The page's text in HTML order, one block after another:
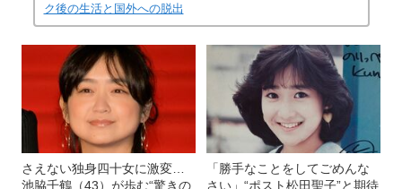
ク後の生活と国外への脱出
さえない独身四十女に激変…
池脇千鶴（43）が歩む“驚きの
「勝手なことをしてごめんな
さい」“ポスト松田聖子”と期待